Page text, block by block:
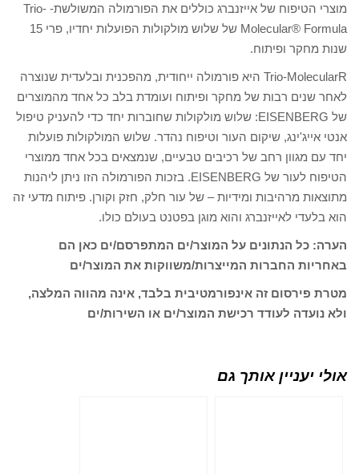
מוצרי הטיפוח של אייזנברג כוללים את הפורמולה המשולשת- Trio-
Molecular® Formula של שלוש מולקולות הפועלות יחדיו, פרי 15
שנות מחקר ופיתוח.
Trio-MolecularR היא פורמולה ייחודית, מהפכנית ובלעדית שנוצרה
לאחר שנים רבות של מחקר ופיתוח ועומדת בלב כל אחד מהמוצרים
של EISENBERG: שלוש מולקולות שחוברות יחד כדי להעניק טיפול
אנטי אייג'ינג, שיקום העור וטיפוח נהדר. שלוש המולקולות פועלות
יחד עם מגוון רחב של רכיבים טבעיים, שנמצאים בכל אחד ממוצרי
הטיפוח לעור של EISENBERG. בזכות הפורמולה הזו ניתן ליהנות
מתוצאות מרהיבות ומידיות – של עור חלק, חזק וקורן. פיתוח מדעי זה
הוא בלעדי לאייזנברג והוא מוגן בפטנט בעולם כולו.
הערה: כל הנתונים על המוצר/ים המתפרסם/ים כאן הם
באחריות החברות המייצרות/משווקות את המוצר/ים
מטרת פירסום זה אינפורמטיבית בלבד, אינה מהווה המלצה,
ולא נועדה לעודד רכישת המוצר/ים או השירות/ים
אולי יעניין אותך גם